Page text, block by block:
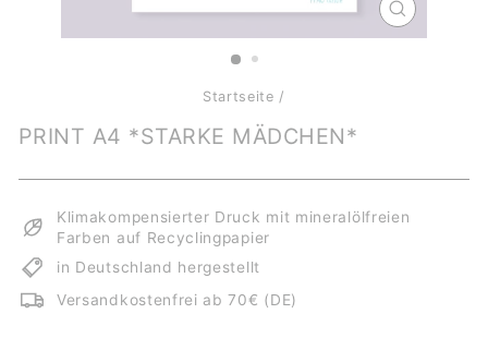
ESC)
Startseite /
PRINT A4 *STARKE MÄDCHEN*
Klimakompensierter Druck mit mineralölfreien
Farben auf Recyclingpapier
in Deutschland hergestellt
Versandkostenfrei ab 70€ (DE)